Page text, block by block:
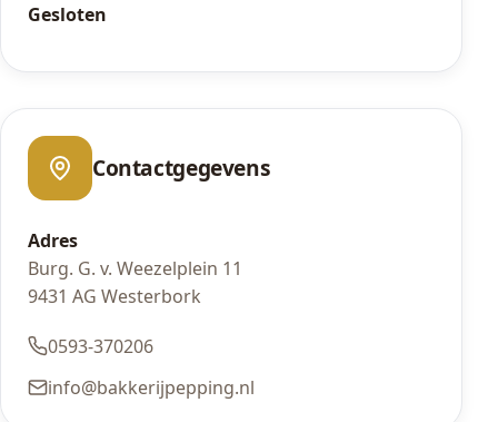
Gesloten
Contactgegevens
Adres
Burg. G. v. Weezelplein 11
9431 AG Westerbork
0593-370206
info@bakkerijpepping.nl